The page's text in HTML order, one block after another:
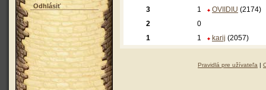
Odhlásiť
3
1 OVIIDIU (2174)
2
0
1
1 karij (2057)
Pravidlá pre užívateľa |